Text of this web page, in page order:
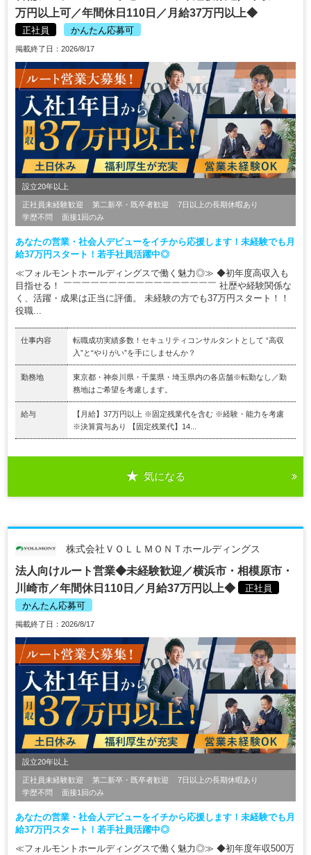
万円以上可／年間休日110日／月給37万円以上◆
正社員 かんたん応募可
掲載終了日：2026/8/17
設立20年以上
正社員未経験歓迎 第二新卒・既卒者歓迎
7日以上の長期休暇あり
学歴不問
面接1回のみ
あなたの営業・社会人デビューをイチから応援します！未経験でも月
給37万円スタート！若手社員活躍中◎
≪フォルモントホールディングスで働く魅力◎≫ ◆初年度高収入も
目指せる！ ￣￣￣￣￣￣￣￣￣￣￣￣￣￣￣￣￣ 社歴や経験関係な
く、活躍・成果は正当に評価。 未経験の方でも37万円スタート！！
役職...
仕事内容
転職成功実績多数！セキュリティコンサルタントとして “高収
入”と“やりがい”を手にしませんか？
勤務地
東京都・神奈川県・千葉県・埼玉県内の各店舗※転勤なし／勤
務地はご希望を考慮します。
給与
【月給】37万円以上 ※固定残業代を含む ※経験・能力を考慮
※決算賞与あり 【固定残業代】14...
気になる
株式会社ＶＯＬＬＭＯＮＴホールディングス
法人向けルート営業◆未経験歓迎／横浜市・相模原市・
川崎市／年間休日110日／月給37万円以上◆
正社員
かんたん応募可
掲載終了日：2026/8/17
設立20年以上
正社員未経験歓迎 第二新卒・既卒者歓迎
7日以上の長期休暇あり
学歴不問
面接1回のみ
あなたの営業・社会人デビューをイチから応援します！未経験でも月
給37万円スタート！若手社員活躍中◎
≪フォルモントホールディングスで働く魅力◎≫ ◆初年度年収500万